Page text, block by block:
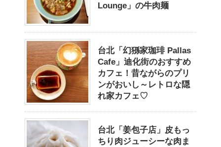
Lounge」の牛肉麺
台北「幻猻家珈琲 Pallas
Cafe」迪化街のおすすめ
カフェ！昔ながらのプリ
ンがおいし～レトロな隠
れ家カフェ♡
台北「姜包子店」皮もっ
ちり肉ジューシーな肉ま